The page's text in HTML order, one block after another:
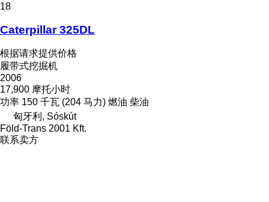
18
Caterpillar 325DL
根据请求提供价格
履带式挖掘机
2006
17,900 摩托小时
功率 150 千瓦 (204 马力) 燃油 柴油
匈牙利, Sóskút
Föld-Trans 2001 Kft.
联系卖方